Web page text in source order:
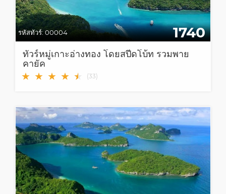
รหัสทัวร์: 00004 1740
ทัวร์หมู่เกาะอ่างทอง โดยสปีดโบ้ท รวมพาย
คายัค
★ ★ ★ ★ ★
★ (33)